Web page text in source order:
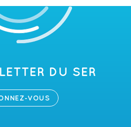
DU SER
VOUS